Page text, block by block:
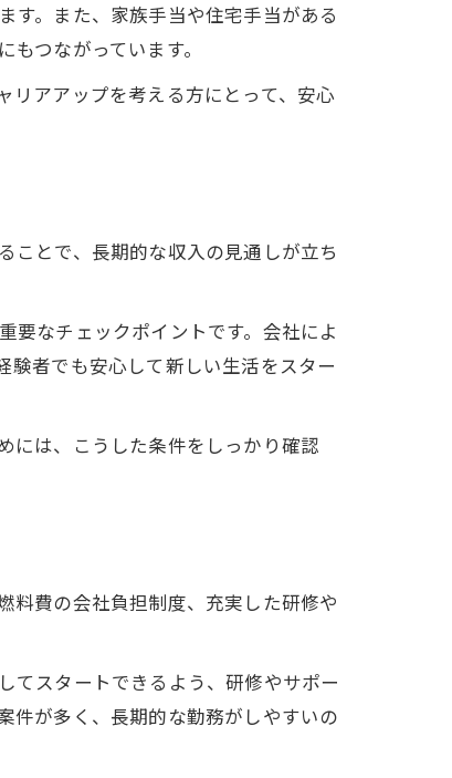
す。また、家族手当や住宅手当がある
つながっています。
リアアップを考える方にとって、安心
ことで、長期的な収入の見通しが立ち
要なチェックポイントです。会社によ
験者でも安心して新しい生活をスター
には、こうした条件をしっかり確認
料費の会社負担制度、充実した研修や
てスタートできるよう、研修やサポー
件が多く、長期的な勤務がしやすいの